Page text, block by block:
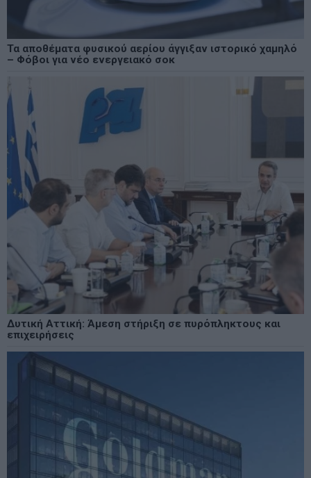
Τα αποθέματα φυσικού αερίου άγγιξαν ιστορικό χαμηλό
– Φόβοι για νέο ενεργειακό σοκ
Δυτική Αττική: Άμεση στήριξη σε πυρόπληκτους και
επιχειρήσεις